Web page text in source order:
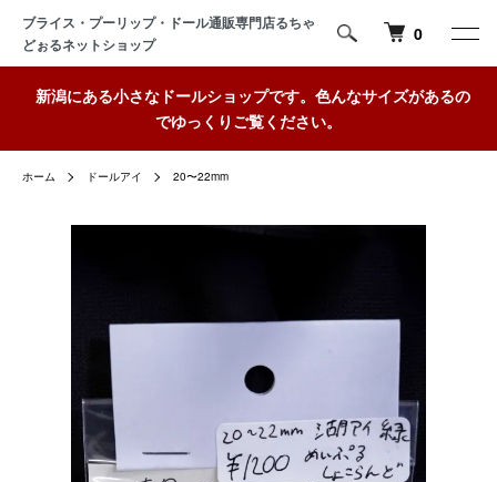
ブライス・プーリップ・ドール通販専門店るちゃ
どぉるネットショップ
0
新潟にある小さなドールショップです。色んなサイズがあるの
でゆっくりご覧ください。
ホーム ドールアイ 20〜22mm